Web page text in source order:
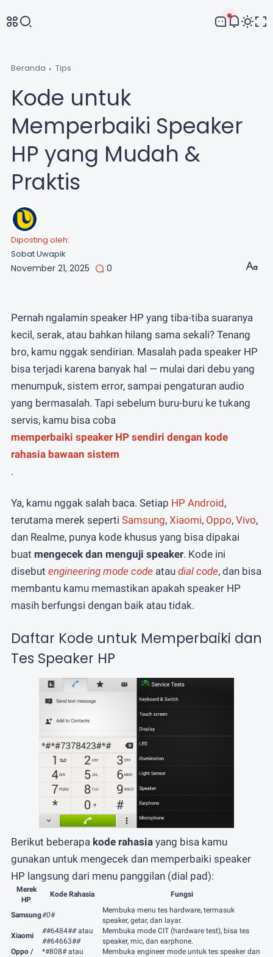
Whatsapp
Beranda Tips
Kode untuk
Memperbaiki Speaker
HP yang Mudah &
Praktis
Diposting oleh:
Sobat Uwapik
November 21, 2025 0
Pernah ngalamin speaker HP yang tiba-tiba suaranya
kecil, serak, atau bahkan hilang sama sekali? Tenang
bro, kamu nggak sendirian. Masalah pada speaker HP
bisa terjadi karena banyak hal — mulai dari debu yang
menumpuk, sistem error, sampai pengaturan audio
yang bermasalah. Tapi sebelum buru-buru ke tukang
servis, kamu bisa coba
memperbaiki speaker HP sendiri dengan kode
rahasia bawaan sistem
.
Ya, kamu nggak salah baca. Setiap HP Android,
terutama merek seperti Samsung, Xiaomi, Oppo, Vivo,
dan Realme, punya kode khusus yang bisa dipakai
buat mengecek dan menguji speaker. Kode ini
disebut engineering mode codeatau dial code, dan bisa
membantu kamu memastikan apakah speaker HP
masih berfungsi dengan baik atau tidak.
Daftar Kode untuk Memperbaiki dan
Tes Speaker HP
Berikut beberapa kode rahasiayang bisa kamu
gunakan untuk mengecek dan memperbaiki speaker
HP langsung dari menu panggilan (dial pad):
Merek
HP
Kode Rahasia Fungsi
Samsung#0#
Membuka menu tes hardware, termasuk
speaker, getar, dan layar.
Xiaomi
##6484##atau
##64663##
Membuka mode CIT (hardware test), bisa tes
speaker, mic, dan earphone.
Oppo /
*#808# atau
Membuka engineer mode untuk tes speaker dan